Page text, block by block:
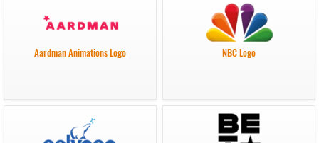
Aardman Animations Logo NBC Logo